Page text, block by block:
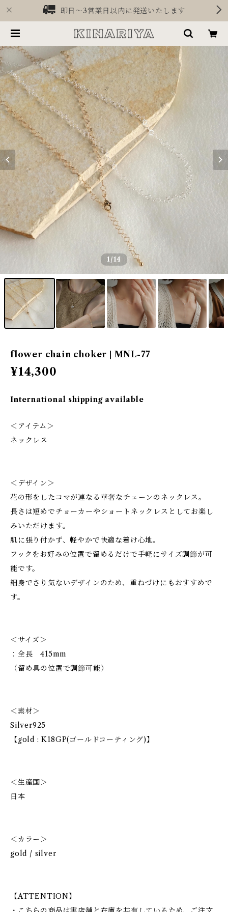
即日〜3営業日以内に発送いたします
1/14
flower chain choker | MNL-77
¥14,300
International shipping available
＜アイテム＞
ネックレス
＜デザイン＞
花の形をしたコマが連なる華奢なチェーンのネックレス。
長さは短めでチョーカーやショートネックレスとしてお楽し
みいただけます。
肌に張り付かず、軽やかで快適な着け心地。
フックをお好みの位置で留めるだけで手軽にサイズ調節が可
能です。
細身でさり気ないデザインのため、重ねづけにもおすすめで
す。
＜サイズ＞
：全長 415mm
（留め具の位置で調節可能）
＜素材＞
Silver925
【gold : K18GP(ゴールドコーティング)】
＜生産国＞
日本
＜カラー＞
gold / silver
【ATTENTION】